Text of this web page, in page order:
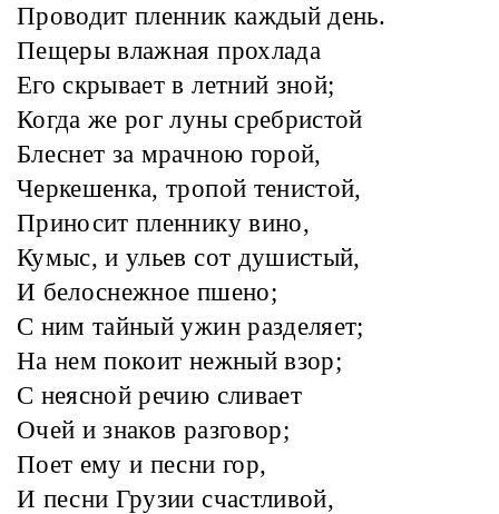
Проводит пленник каждый день.
Пещеры влажная прохлада
Его скрывает в летний зной;
Когда же рог луны сребристой
Блеснет за мрачною горой,
Черкешенка, тропой тенистой,
Приносит пленнику вино,
Кумыс, и ульев сот душистый,
И белоснежное пшено;
С ним тайный ужин разделяет;
На нем покоит нежный взор;
С неясной речию сливает
Очей и знаков разговор;
Поет ему и песни гор,
И песни Грузии счастливой,